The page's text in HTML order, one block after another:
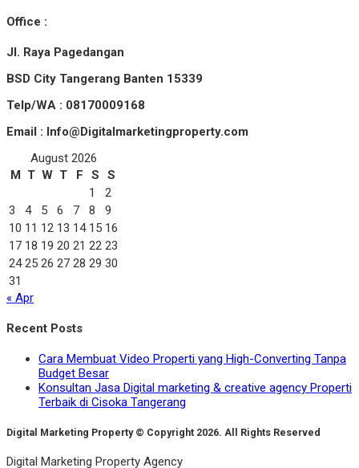
Office :
Jl. Raya Pagedangan
BSD City Tangerang Banten 15339
Telp/WA : 08170009168
Email : Info@Digitalmarketingproperty.com
August 2026
M T W T F S
S
1
2
3
4 5 6 7 8
9
10 11 12 13 14 15 16
17 18 19 20 21 22 23
24 25 26 27 28 29 30
31
« Apr
Recent Posts
Cara Membuat Video Properti yang High-Converting Tanpa
Budget Besar
Konsultan Jasa Digital marketing & creative agency Properti
Terbaik di Cisoka Tangerang
Digital Marketing Property © Copyright 2026. All Rights Reserved
Digital Marketing Property Agency